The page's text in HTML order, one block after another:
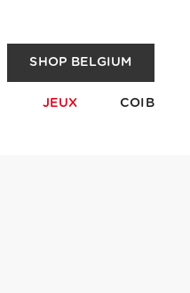
SHOP BELGIUM
JEUX COIB